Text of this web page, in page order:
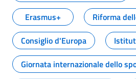
Erasmus+
Riforma
Consiglio d'Europa
Giornata internazionale dello